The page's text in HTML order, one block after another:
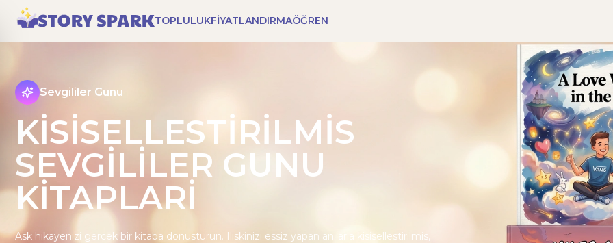
TOPLULUKFIYATLANDIRMAÖĞREN
Sevgililer Gunu
KISISELLESTIRILMIS
SEVGILILER GUNU
KITAPLARI
Ask hikayenizi gercek bir kitaba donusturun. Iliskinizi essiz yapan anilarla kisisellestirilmis,